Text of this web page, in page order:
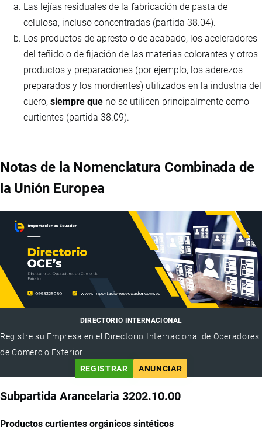
Las lejías residuales de la fabricación de pasta de
celulosa, incluso concentradas (partida 38.04).
Los productos de apresto o de acabado, los aceleradores
del teñido o de fijación de las materias colorantes y otros
productos y preparaciones (por ejemplo, los aderezos
preparados y los mordientes) utilizados en la industria del
cuero, siempre que no se utilicen principalmente como
curtientes (partida 38.09).
Notas de la Nomenclatura Combinada de
la Unión Europea
DIRECTORIO INTERNACIONAL
Registre su Empresa en el Directorio Internacional de Operadores
de Comercio Exterior
REGISTRAR
ANUNCIAR
Subpartida Arancelaria 3202.10.00
Productos curtientes orgánicos sintéticos